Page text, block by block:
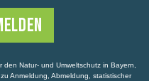
E-Mail-Adresse
Natur- und Umweltschutz in Bayern,
Anmeldung, Abmeldung, statistischer